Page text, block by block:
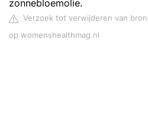
zonnebloemolie.
Verzoek tot verwijderen van bron
op womenshealthmag.nl